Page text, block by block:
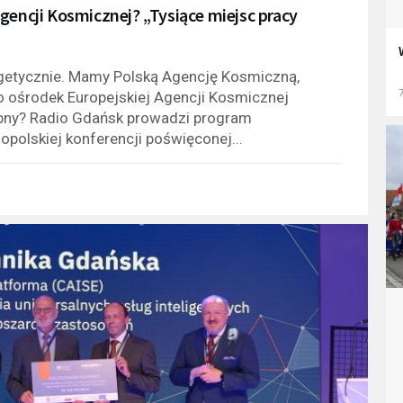
Kosmicznej? „Tysiące miejsc pracy
Mamy Polską Agencję Kosmiczną,
ośrodek Europejskiej Agencji Kosmicznej
Radio Gdańsk prowadzi program
konferencji poświęconej...